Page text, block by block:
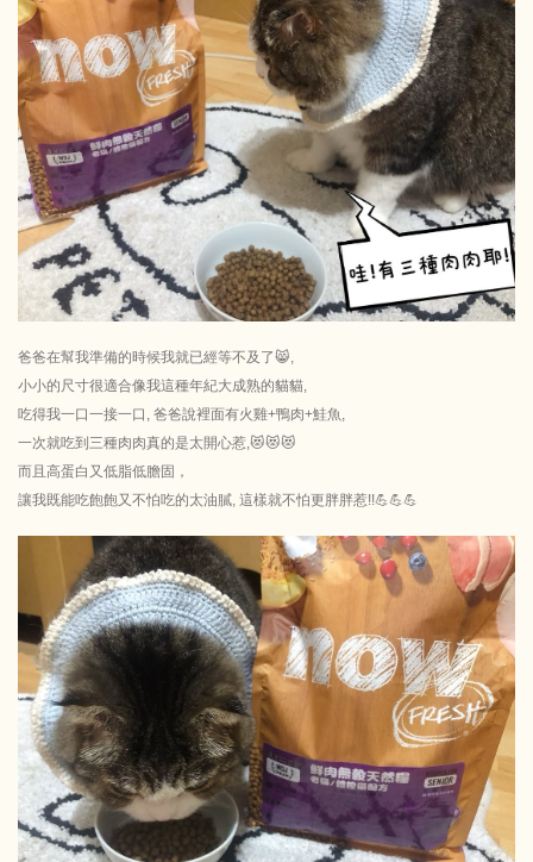
爸爸在幫我準備的時候我就已經等不及了😸,
小小的尺寸很適合像我這種年紀大成熟的貓貓,
吃得我一口一接一口, 爸爸說裡面有火雞+鴨肉+鮭魚,
一次就吃到三種肉肉真的是太開心惹,😻😻😻
而且高蛋白又低脂低膽固，
讓我既能吃飽飽又不怕吃的太油膩, 這樣就不怕更胖胖惹!!💪💪💪